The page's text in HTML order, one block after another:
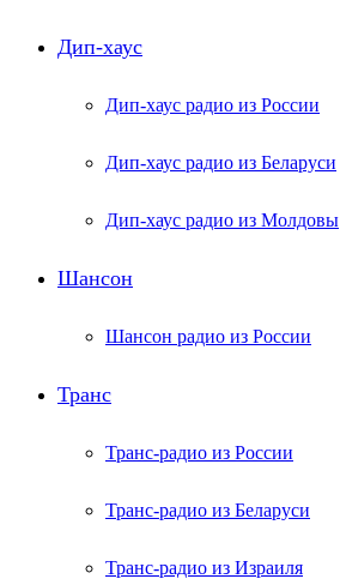
Дип-хаус
Дип-хаус радио из России
Дип-хаус радио из Беларуси
Дип-хаус радио из Молдовы
Шансон
Шансон радио из России
Транс
Транс-радио из России
Транс-радио из Беларуси
Транс-радио из Израиля